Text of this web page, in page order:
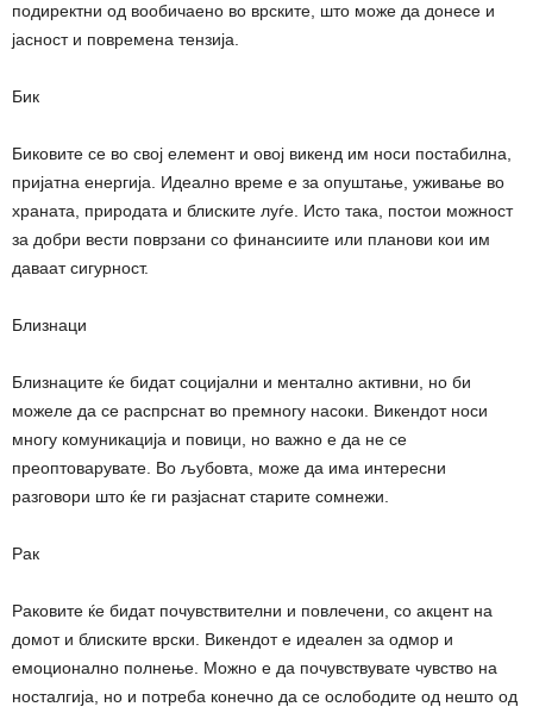
подиректни од вообичаено во врските, што може да донесе и
јасност и повремена тензија.
Бик
Биковите се во свој елемент и овој викенд им носи постабилна,
пријатна енергија. Идеално време е за опуштање, уживање во
храната, природата и блиските луѓе. Исто така, постои можност
за добри вести поврзани со финансиите или планови кои им
даваат сигурност.
Близнаци
Близнаците ќе бидат социјални и ментално активни, но би
можеле да се распрснат во премногу насоки. Викендот носи
многу комуникација и повици, но важно е да не се
преоптоварувате. Во љубовта, може да има интересни
разговори што ќе ги разјаснат старите сомнежи.
Рак
Раковите ќе бидат почувствителни и повлечени, со акцент на
домот и блиските врски. Викендот е идеален за одмор и
емоционално полнење. Можно е да почувствувате чувство на
носталгија, но и потреба конечно да се ослободите од нешто од